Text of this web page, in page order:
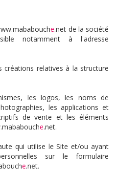
e.net de la société
notamment à l'adresse
créations relatives à la structure
les logos, les noms de
les applications et
de vente et les éléments
e.net.
qui utilise le Site et/ou ayant
sur le formulaire
e.net.